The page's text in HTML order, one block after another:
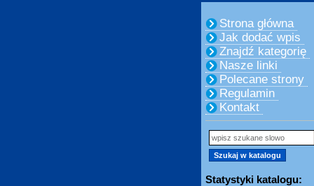
Strona główna
Jak dodać wpis
Znajdź kategorię
Nasze linki
Polecane strony
Regulamin
Kontakt
Statystyki katalogu: